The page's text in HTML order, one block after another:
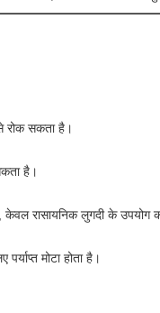
रोक सकता है।
है।
केवल रासायनिक लुगदी के
मोटा होता है।